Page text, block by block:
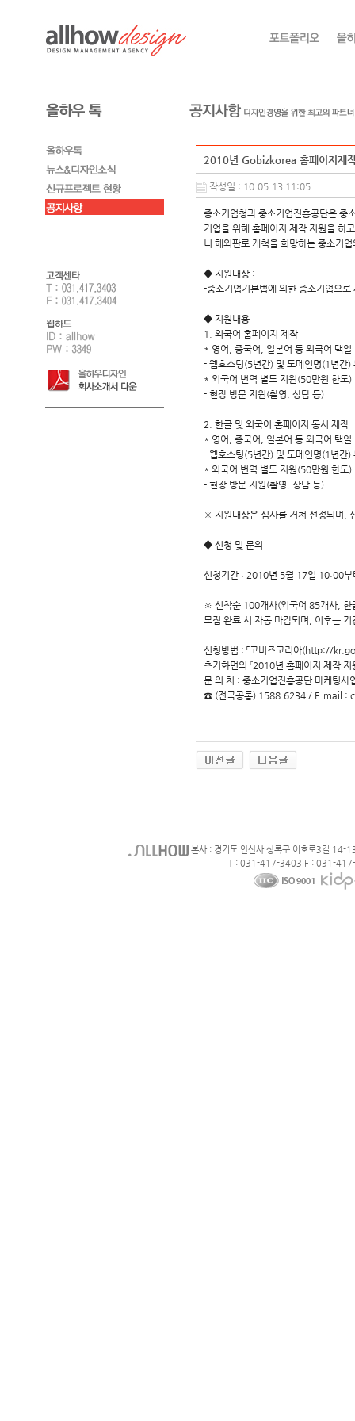
2010년 Gobizkorea 홈페이지제
작성일 : 10-05-13 11:05
중소기업청과 중소기업진흥공단은 중
기업을 위해 홈페이지 제작 지원을 하
니 해외판로 개척을 희망하는 중소기
◆ 지원대상 :
-중소기업기본법에 의한 중소기업으
◆ 지원내용
1. 외국어 홈페이지 제작
* 영어, 중국어, 일본어 등 외국어 택일
- 웹호스팅(5년간) 및 도메인명(1년간)
* 외국어 번역 별도 지원(50만원 한도)
- 현장 방문 지원(촬영, 상담 등)
2. 한글 및 외국어 홈페이지 동시 제작
* 영어, 중국어, 일본어 등 외국어 택일
- 웹호스팅(5년간) 및 도메인명(1년간)
* 외국어 번역 별도 지원(50만원 한도)
- 현장 방문 지원(촬영, 상담 등)
※ 지원대상은 심사를 거쳐 선정되며,
◆ 신청 및 문의
신청기간 : 2010년 5월 17일 10:00
※ 선착순 100개사(외국어 85개사, 한
모집 완료 시 자동 마감되며, 이후는
신청방법 : 「고비즈코리아(http://
초기화면의 『2010년 홈페이지 제작 지
문 의 처 : 중소기업진흥공단 마케팅사
☎ (전국공통) 1588-6234 / E-mail :
본사 : 경기도 안산사 상록구 이호로3길 14-
T : 031-417-3403 F : 031-